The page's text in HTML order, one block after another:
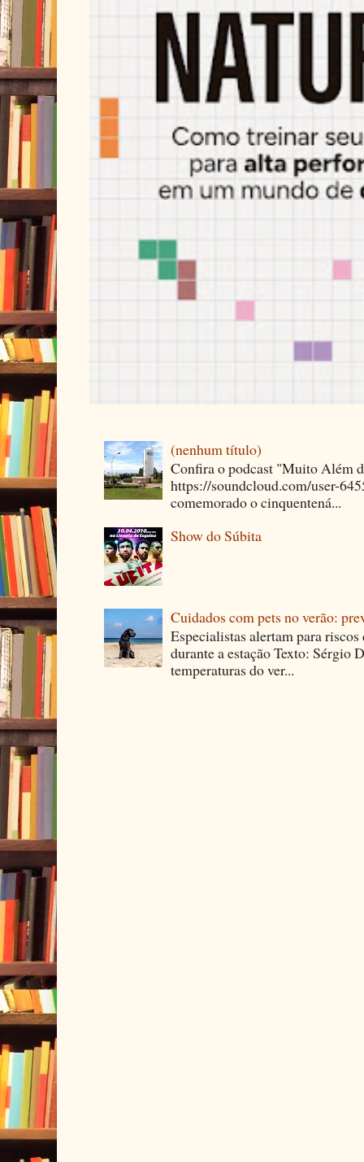
(nenhum título)
Confira o podcast "Muito Além
https://soundcloud.com/user-
comemorado o cinquentená...
Show do Súbita
Cuidados com pets no verão:
Especialistas alertam para
durante a estação Texto: Sérgio
temperaturas do ver...